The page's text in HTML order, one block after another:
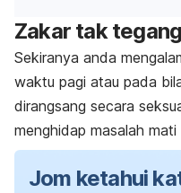
Zakar tak
Sekiranya anda
waktu pagi atau pada
dirangsang secara
menghidap masalah mati
Jom ketahui